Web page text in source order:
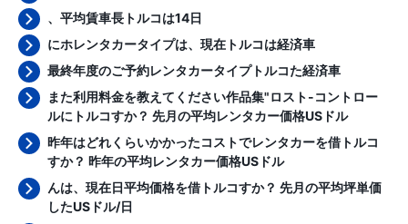
、平均賃車長トルコは14日
にホレンタカータイプは、現在トルコは経済車
最終年度のご予約レンタカータイプトルコた経済車
また利用料金を教えてください作品集"ロスト-コントロー
ルにトルコすか？ 先月の平均レンタカー価格USドル
昨年はどれくらいかかったコストでレンタカーを借トルコ
すか？ 昨年の平均レンタカー価格USドル
んは、現在日平均価格を借トルコすか？ 先月の平均坪単価
したUSドル/日